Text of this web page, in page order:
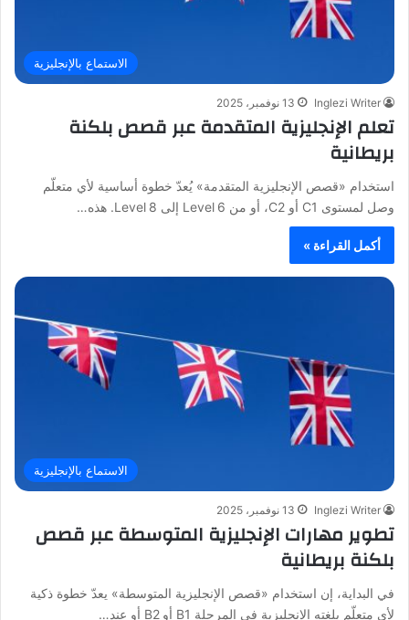
الاستماع بالإنجليزية
Inglezi Writer 13 نوفمبر، 2025
تعلم الإنجليزية المتقدمة عبر قصص بلكنة
بريطانية
استخدام «قصص الإنجليزية المتقدمة» يُعدّ خطوة أساسية لأي متعلّم
وصل لمستوى C1 أو C2، أو من Level 6 إلى Level 8. هذه…
أكمل القراءة »
الاستماع بالإنجليزية
Inglezi Writer 13 نوفمبر، 2025
تطوير مهارات الإنجليزية المتوسطة عبر قصص
بلكنة بريطانية
في البداية، إن استخدام «قصص الإنجليزية المتوسطة» يعدّ خطوة ذكية
لأي متعلّم بلغته الإنجليزية في المرحلة B1 أو B2 أو عند…